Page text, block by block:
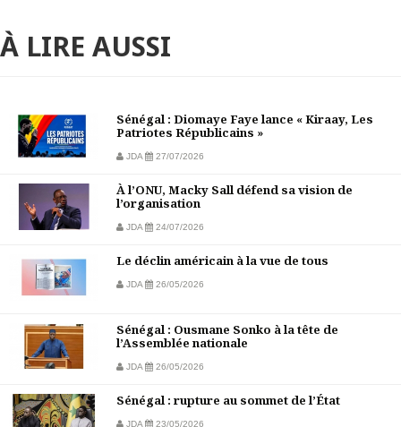
À LIRE AUSSI
Sénégal : Diomaye Faye lance « Kiraay, Les
Patriotes Républicains »
JDA 27/07/2026
À l’ONU, Macky Sall défend sa vision de
l’organisation
JDA 24/07/2026
Le déclin américain à la vue de tous
JDA 26/05/2026
Sénégal : Ousmane Sonko à la tête de
l’Assemblée nationale
JDA 26/05/2026
Sénégal : rupture au sommet de l’État
JDA 23/05/2026